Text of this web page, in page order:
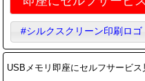
#シルクスクリーン印刷ロゴ
USBメモリ即座にセルフサービス